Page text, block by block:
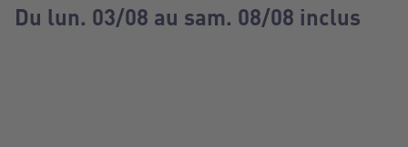
Du lun. 03/08 au sam. 08/08 inclus